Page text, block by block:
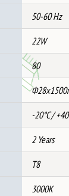
50-60 Hz
22W
80
-20°C /
2 Years
T8
3000K